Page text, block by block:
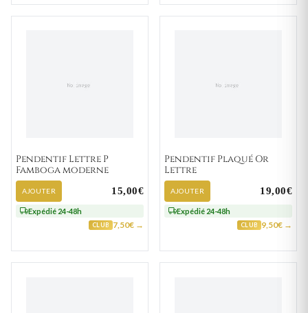
Pendentif Lettre P
Famboga moderne
AJOUTER 15,00€
Expédié 24-48h
CLUB 7,50€ →
Pendentif Plaqué Or
Lettre
AJOUTER 19,00€
Expédié 24-48h
CLUB 9,50€ →